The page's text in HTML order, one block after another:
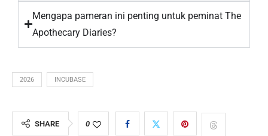
Mengapa pameran ini penting untuk peminat The
Apothecary Diaries?
2026 INCUBASE
SHARE 0